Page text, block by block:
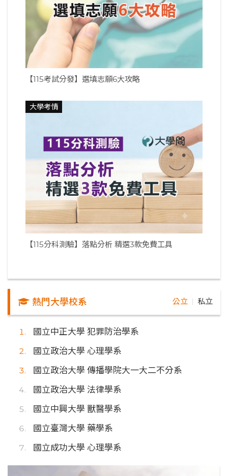
【115考試分發】選填志願6大攻略
大學考情
【115分科測驗】落點分析 精選3款免費工具
熱門大學校系 公立 私立
國立中正大學 犯罪防治學系
國立政治大學 心理學系
國立政治大學 傳播學院大一大二不分系
國立政治大學 法律學系
國立中興大學 獸醫學系
國立臺灣大學 藥學系
國立成功大學 心理學系